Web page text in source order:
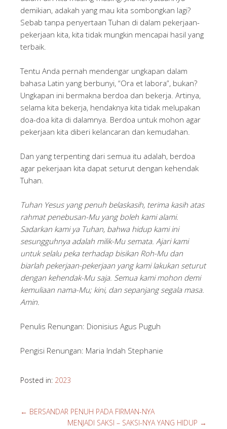
demikian, adakah yang mau kita sombongkan lagi?
Sebab tanpa penyertaan Tuhan di dalam pekerjaan-
pekerjaan kita, kita tidak mungkin mencapai hasil yang
terbaik.
Tentu Anda pernah mendengar ungkapan dalam
bahasa Latin yang berbunyi, “Ora et labora”, bukan?
Ungkapan ini bermakna berdoa dan bekerja. Artinya,
selama kita bekerja, hendaknya kita tidak melupakan
doa-doa kita di dalamnya. Berdoa untuk mohon agar
pekerjaan kita diberi kelancaran dan kemudahan.
Dan yang terpenting dari semua itu adalah, berdoa
agar pekerjaan kita dapat seturut dengan kehendak
Tuhan.
Tuhan Yesus yang penuh belaskasih, terima kasih atas
rahmat penebusan-Mu yang boleh kami alami.
Sadarkan kami ya Tuhan, bahwa hidup kami ini
sesungguhnya adalah milik-Mu semata. Ajari kami
untuk selalu peka terhadap bisikan Roh-Mu dan
biarlah pekerjaan-pekerjaan yang kami lakukan seturut
dengan kehendak-Mu saja. Semua kami mohon demi
kemuliaan nama-Mu; kini, dan sepanjang segala masa.
Amin.
Penulis Renungan: Dionisius Agus Puguh
Pengisi Renungan: Maria Indah Stephanie
Posted in: 2023
← BERSANDAR PENUH PADA FIRMAN-NYA
MENJADI SAKSI – SAKSI-NYA YANG HIDUP →